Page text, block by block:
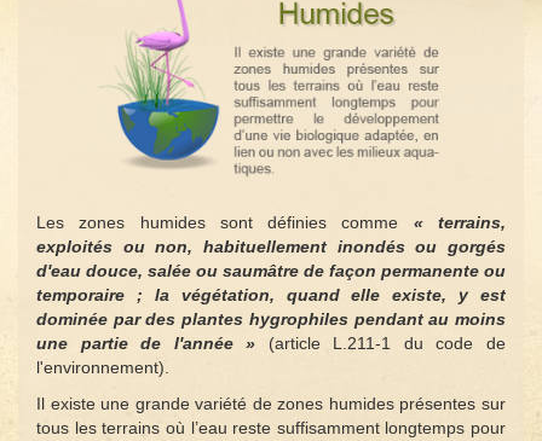
Les zones humides sont définies comme « terrains,
exploités ou non, habituellement inondés ou gorgés
d'eau douce, salée ou saumâtre de façon permanente ou
temporaire ; la végétation, quand elle existe, y est
dominée par des plantes hygrophiles pendant au moins
une partie de l'année » (article L.211-1 du code de
l'environnement).
Il existe une grande variété de zones humides présentes sur
tous les terrains où l’eau reste suffisamment longtemps pour